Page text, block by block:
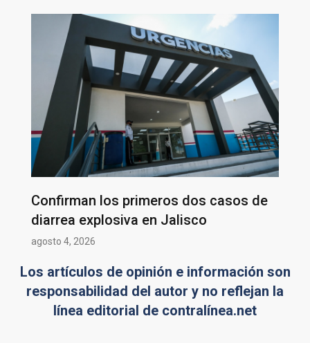
Confirman los primeros dos casos de
diarrea explosiva en Jalisco
agosto 4, 2026
Los artículos de opinión e información son
responsabilidad del autor y no reflejan la
línea editorial de contralínea.net